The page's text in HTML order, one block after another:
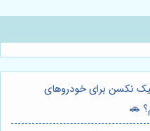
نکسن برای خودروهای
🚗